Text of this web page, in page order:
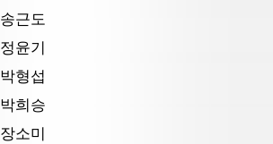
송근도
정윤기
박형섭
박희승
장소미